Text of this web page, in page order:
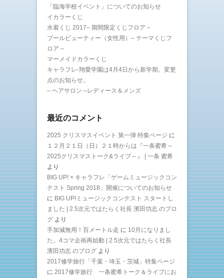
「臨海学校イベント」についてのお知らせ
イカラーくじ
水着くじ 2017– 期間限定くじフロア –
プールビューティー（女性用）– テーマくじフ
ロア –
マーメイドカラーくじ
キャラフレ-翔愛学園は4月4日から新学期。変更
点のお知らせ。
– ヘアサロン –レディース＆メンズ
最近のコメント
2025 クリスマスイベント 第一弾 特集ページ に
１２月２１日（日）２１時からは『一条蜜希～
2025クリスマストーク&ライブ～』 | 一条 蜜希
より
BIG UP! × キャラフレ「ゲームミュージックコン
テスト Spring 2018」開催についてのお知らせ
に BIG UP!ミュージックコンテスト スタートし
ました | 2.5次元ではたらく社長 濱田功志 のブロ
グ より
手加減無用！百メートル走 に 10月になりまし
た。4コマ企画再始動 | 2.5次元ではたらく社長
濱田功志 のブログ より
2017修学旅行「千葉・埼玉・茨城」特集ページ
に 2017修学旅行 一条蜜希トーク＆ライブにお